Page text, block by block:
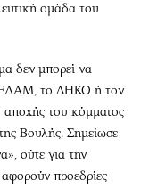
ομάδα του
δεν μπορεί να
ΕΛΑΜ, το ΔΗΚΟ ή τον
αποχής του κόμματος
Βουλής. Σημείωσε
ούτε για την
προεδρίες